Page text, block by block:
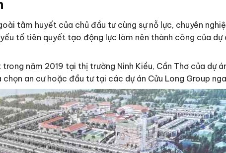
tâm huyết của chủ đầu tư cùng sự nỗ lực, chuyên
tố tiên quyết tạo động lực làm nên thành công của dự
năm 2019 tại thị trường Ninh Kiều, Cần Thơ của dự
an cư hoặc đầu tư tại các dự án Cửu Long Group